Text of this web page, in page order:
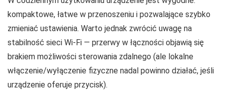
kompaktowe, łatwe w przenoszeniu i pozwalające szybko
zmieniać ustawienia. Warto jednak zwrócić uwagę na
stabilność sieci Wi‑Fi — przerwy w łączności objawią się
brakiem możliwości sterowania zdalnego (ale lokalne
włączenie/wyłączenie fizyczne nadal powinno działać, jeśli
urządzenie oferuje przycisk).